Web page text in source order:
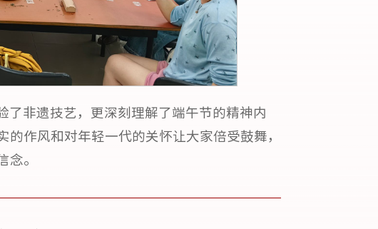
非遗技艺，更深刻理解了端午节的精神内
作风和对年轻一代的关怀让大家倍受鼓舞，
。